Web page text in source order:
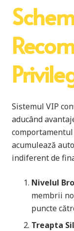
Sistemul VIP
aducând
acumulează
indiferent de
Nivelul
membrii
puncte
Treapta